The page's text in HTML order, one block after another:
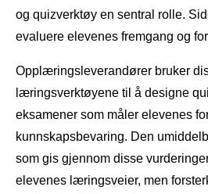
og quizverktøy en sentral rolle.
evaluere elevenes fremgang og
Opplæringsleverandører bruker
læringsverktøyene til å designe
eksamener som måler elevenes
kunnskapsbevaring. Den
som gis gjennom disse
elevenes læringsveier, men